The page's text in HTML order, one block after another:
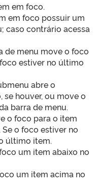
em foco.
em foco possuir um
caso contrário acessa
de menu move o foco
estiver no último
abre o
houver, ou move o
barra de menu.
o foco para o item
o foco estiver no
último item.
um item abaixo no
um item acima no